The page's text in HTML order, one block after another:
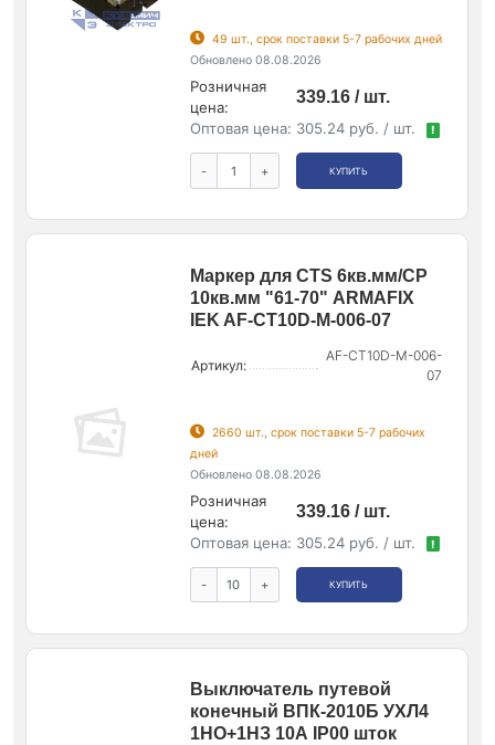
49 шт., срок поставки 5-7 рабочих дней
Обновлено 08.08.2026
Розничная
цена:
339.16 / шт.
Оптовая цена: 305.24 руб. / шт. !
- + КУПИТЬ
Маркер для CTS 6кв.мм/CP
10кв.мм "61-70" ARMAFIX
IEK AF-CT10D-M-006-07
Артикул:
AF-CT10D-M-006-
07
2660 шт., срок поставки 5-7 рабочих
дней
Обновлено 08.08.2026
Розничная
цена:
339.16 / шт.
Оптовая цена: 305.24 руб. / шт. !
- + КУПИТЬ
Выключатель путевой
конечный ВПК-2010Б УХЛ4
1НО+1НЗ 10А IP00 шток